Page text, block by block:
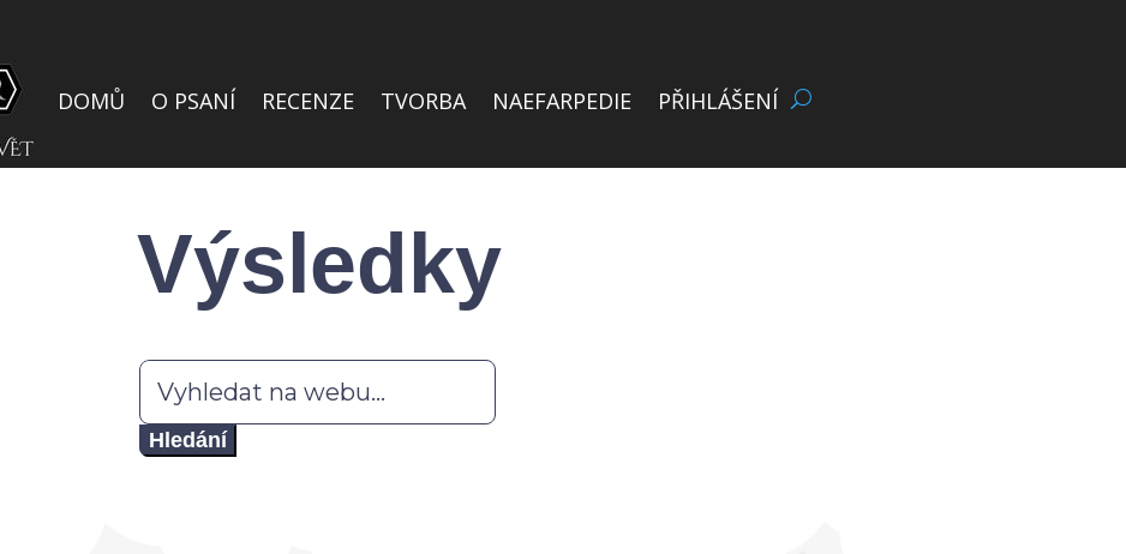
DOMŮ O PSANÍ RECENZE TVORBA NAEFARPEDIE PŘIHLÁŠENÍ
Výsledky
Hledat: